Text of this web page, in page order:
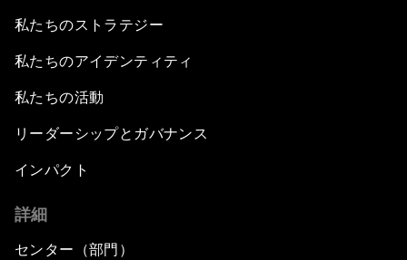
私たちのストラテジー
私たちのアイデンティティ
私たちの活動
リーダーシップとガバナンス
インパクト
詳細
センター（部門）